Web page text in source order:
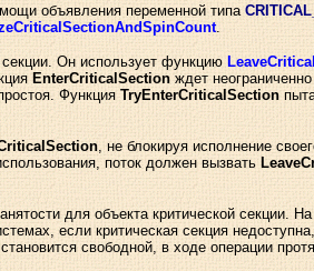
объявления переменной типа
.
секции. Он использует функцию
EnterCriticalSection ждет
ФункцияTryEnterCriticalSection
, не блокируя исполнение
поток должен вызвать
для объекта критической секции.
если критическая секция
свободной, в ходе операции